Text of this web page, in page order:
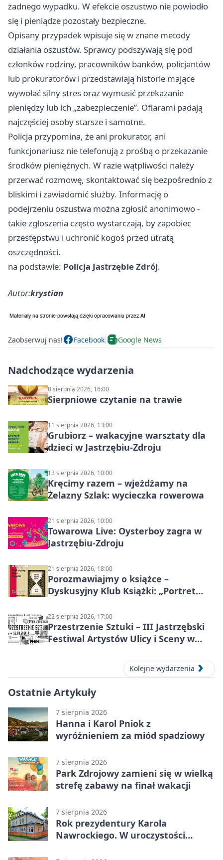
żadnego wypadku. W efekcie oszustwo nie powiodło
się i pieniądze pozostały bezpieczne.
Opisany przypadek wpisuje się w znane metody
działania oszustów. Sprawcy podszywają się pod
członków rodziny, pracowników banków, policjantów
lub prokuratorów i przedstawiają historie mające
wywołać silny stres oraz wymusić przekazanie
pieniędzy lub ich „zabezpieczenie”. Ofiarami padają
najczęściej osoby starsze i samotne.
Policja przypomina, że ani prokurator, ani
funkcjonariusz nie telefonują z prośbą o przekazanie
środków pieniężnych. W razie wątpliwości należy
przerwać rozmowę, skontaktować się bezpośrednio z
bliskimi i zawiadomić służby. Informację o
podejrzeniu oszustwa można zgłosić anonimowo -
takie zgłoszenia często wystarczają, by zapobiec
przestępstwu i uchronić kogoś przed utratą
oszczędności.
na podstawie: Policja Jastrzębie Zdrój.
Autor:krystian
Zaobserwuj nas! Facebook Google News
Nadchodzące wydarzenia
8 sierpnia 2026, 16:00
Sierpniowe czytanie na trawie
11 sierpnia 2026, 13:00
Grubiorz – wakacyjne warsztaty dla
dzieci w Jastrzębiu-Zdroju
13 sierpnia 2026, 10:00
Kręcimy razem – wjeżdżamy na
Żelazny Szlak: wycieczka rowerowa
21 sierpnia 2026, 10:00
Towarowa Live: Oysterboy zagra w
Jastrzębiu-Zdroju
21 sierpnia 2026, 18:00
Porozmawiajmy o książce –
Dyskusyjny Klub Książki: „Portret
22 sierpnia 2026, 17:00
Przestrzenie Sztuki – III Jastrzębski
Festiwal Artystów Ulicy i Sceny w
Kolejne wydarzenia
Ostatnie Artykuły
7 sierpnia 2026
Hanna i Karol Pniok z
wyróżnieniem za miód spadziowy
7 sierpnia 2026
Park Zdrojowy zamieni się w wielką
strefę zabawy na finał wakacji
7 sierpnia 2026
Rok prezydentury Karola
Nawrockiego. W uroczystości